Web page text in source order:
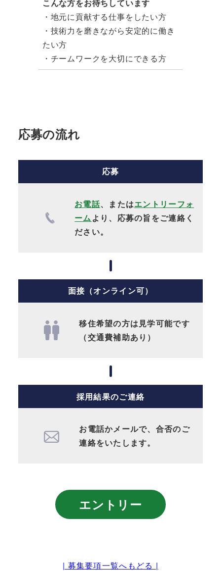
こんな方をお待ちしています
・地元に貢献する仕事をしたい方
・技術力を磨きながら安定的に働き
たい方
・チームワークを大切にできる方
応募の流れ
応募
お電話、またはエントリーフォ
ームより、 応募の旨をご連絡く
ださい。
面接（オンライン可）
移住希望の方は見学可能です
（交通費補助あり）
採用結果のご連絡
お電話かメールで、合否のご
連絡をいたします。
エントリー
| 募集要項一覧へもどる |